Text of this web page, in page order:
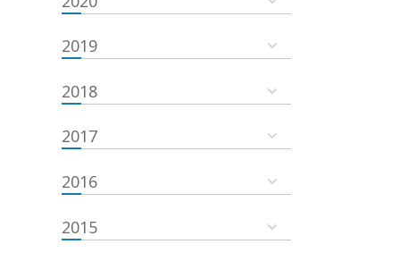
2019
2018
2017
2016
2015